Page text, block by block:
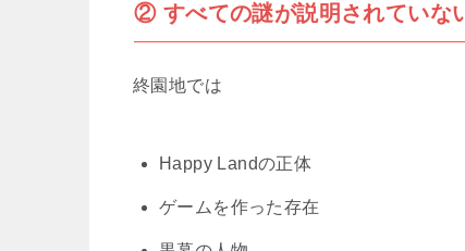
② すべての謎が説明されていな
終園地では
Happy Landの正体
ゲームを作った存在